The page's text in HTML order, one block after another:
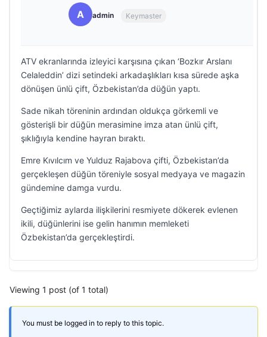
A admin Keymaster
ATV ekranlarında izleyici karşısına çıkan ‘Bozkır Arslanı
Celaleddin’ dizi setindeki arkadaşlıkları kısa sürede aşka
dönüşen ünlü çift, Özbekistan’da düğün yaptı.
Sade nikah töreninin ardından oldukça görkemli ve
gösterişli bir düğün merasimine imza atan ünlü çift,
şıklığıyla kendine hayran bıraktı.
Emre Kıvılcım ve Yulduz Rajabova çifti, Özbekistan’da
gerçekleşen düğün töreniyle sosyal medyaya ve magazin
gündemine damga vurdu.
Geçtiğimiz aylarda ilişkilerini resmiyete dökerek evlenen
ikili, düğünlerini ise gelin hanımın memleketi
Özbekistan’da gerçekleştirdi.
Viewing 1 post (of 1 total)
You must be logged in to reply to this topic.